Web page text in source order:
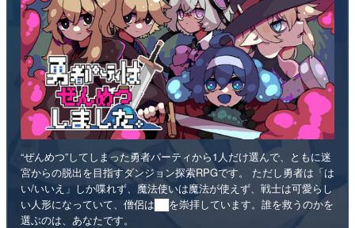
“ぜんめつ”してしまった勇者パーティから1人だけ選んで、ともに迷
宮からの脱出を目指すダンジョン探索RPGです。 ただし勇者は「は
い/いいえ」しか喋れず、魔法使いは魔法が使えず、戦士は可愛らし
い人形になっていて、僧侶は██を崇拝しています。誰を救うのかを
選ぶのは、あなたです。